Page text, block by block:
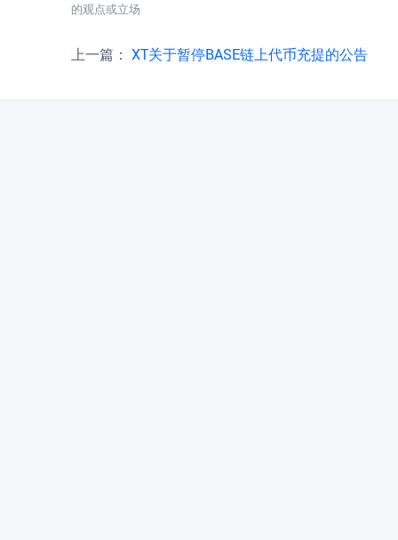
的观点或立场
上一篇： XT关于暂停BASE链上代币充提的公告